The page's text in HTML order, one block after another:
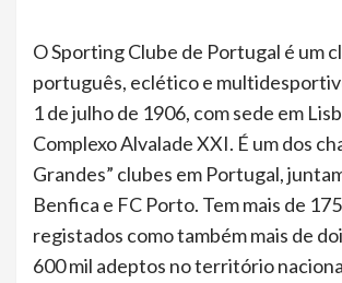
O Sporting Clube de Portugal é um
português, eclético e
1 de julho de 1906, com sede em
Complexo Alvalade XXI. É um dos
Grandes” clubes em Portugal,
Benfica e FC Porto. Tem mais de
registados como também mais de
600 mil adeptos no território